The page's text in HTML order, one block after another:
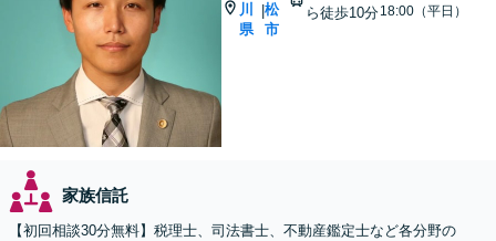
川
県
|松
市
ら徒歩10分18:00（平日）
家族信託
【初回相談30分無料】税理士、司法書士、不動産鑑定士など各分野の